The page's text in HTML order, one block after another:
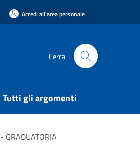
Accedi all'area personale
Cerca
Tutti gli argomenti